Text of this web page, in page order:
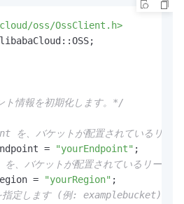
oss/OssClient.h>
情報を初期化します。*/
、バケットが配置されているリー
= "yourEndpoint" ;
バケットが配置されているリージ
= "yourRegion" ;
定します (例: examplebucket)。*/